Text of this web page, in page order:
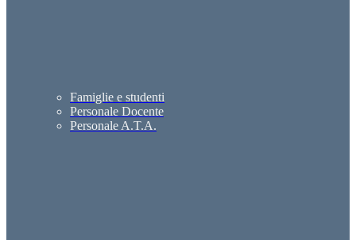
Famiglie e studenti
Personale Docente
Personale A.T.A.